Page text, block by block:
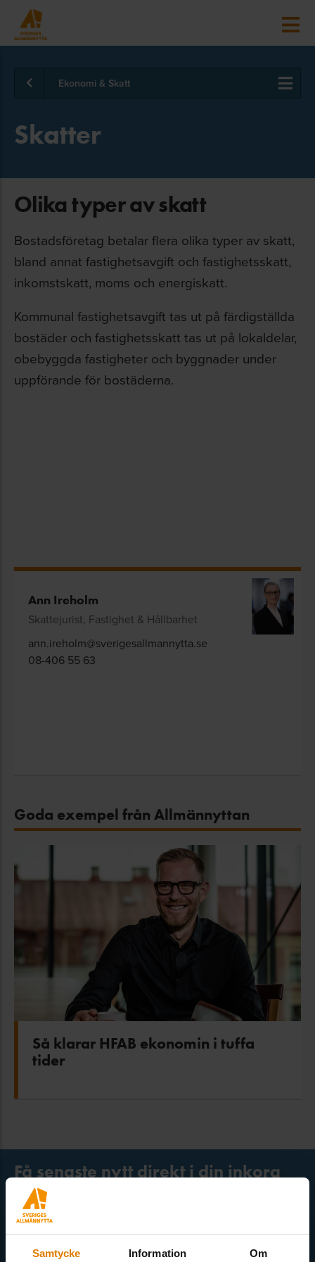
Samtycke Information Om
Ekonomi & Skatt
Skatter
Olika typer av skatt
Bostadsföretag betalar flera olika typer av skatt,
bland annat fastighetsavgift och fastighetsskatt,
inkomstskatt, moms och energiskatt.
Kommunal fastighetsavgift tas ut på färdigställda
bostäder och fastighetsskatt tas ut på lokaldelar,
obebyggda fastigheter och byggnader under
uppförande för bostäderna.
Ann Ireholm
Skattejurist, Fastighet & Hållbarhet
ann.ireholm@sverigesallmannytta.se
08-406 55 63
Goda exempel från Allmännyttan
Så klarar HFAB ekonomin i tuffa
tider
Få senaste nytt direkt i din inkorg
Här kan du välja att prenumerera på våra olika nyhetsbrev och
utskick. Nyheter från Sveriges Allmännytta, Allmännyttan
Akademi, Allmännyttans Klimatinitiativ och för dig som är
medlem finns även nyhetsbrev inom olika ämnen.